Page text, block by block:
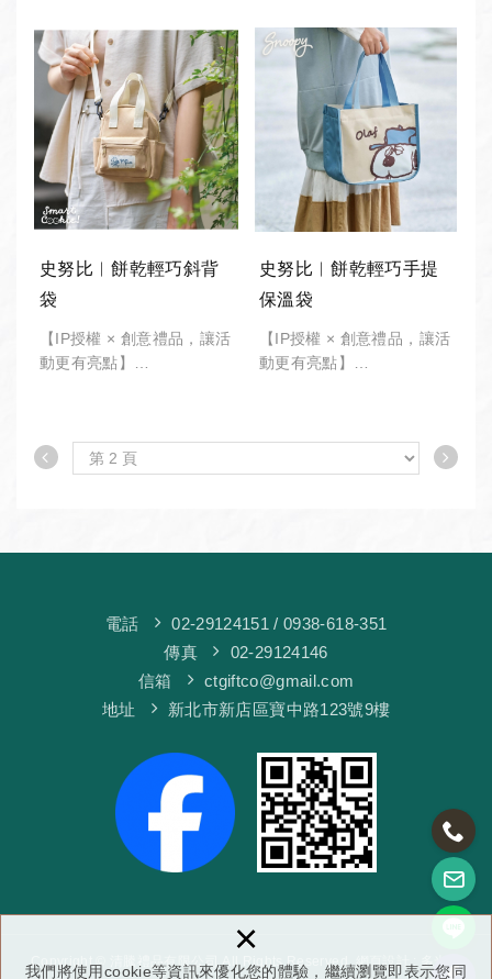
我們將使用cookie等資訊來優化您的體驗，繼續瀏覽即表示您同
×
請備註「數量」將由專人接
洽。
公司採購︱企業團體︱股東
大會︱政府機關︱大宗採購
︱活動贈品︱歡迎詢價。
請備註「數量」將由專人接
公司採購︱企業團體︱股東
大會︱政府機關︱大宗採購
︱活動贈品︱歡迎詢價。
史努比︱餅乾輕巧斜背
袋
【IP授權 × 創意禮品，讓活
動更有亮點】
洽。
史努比︱餅乾輕巧手提
保溫袋
【IP授權 × 創意禮品，讓活
動更有亮點】
電話 02-29124151 / 0938-618-351
傳真
02-29124146
信箱
ctgiftco@gmail.com
地址
新北市新店區寶中路123號9樓
Copyright © 清騰禮品有限公司 All Rights Reserved. 網頁設計 : 多米諾